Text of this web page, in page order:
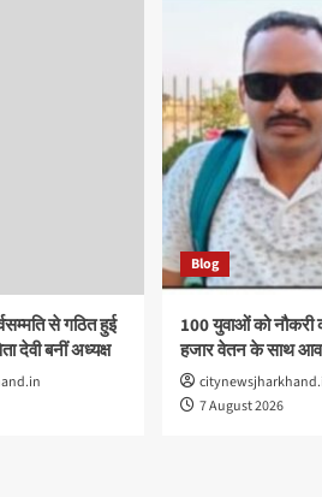
से गठित हुई
देवी बनीं अध्यक्ष
Blog
100 युवाओं को नौकरी
हजार वेतन के साथ
7 August 2026